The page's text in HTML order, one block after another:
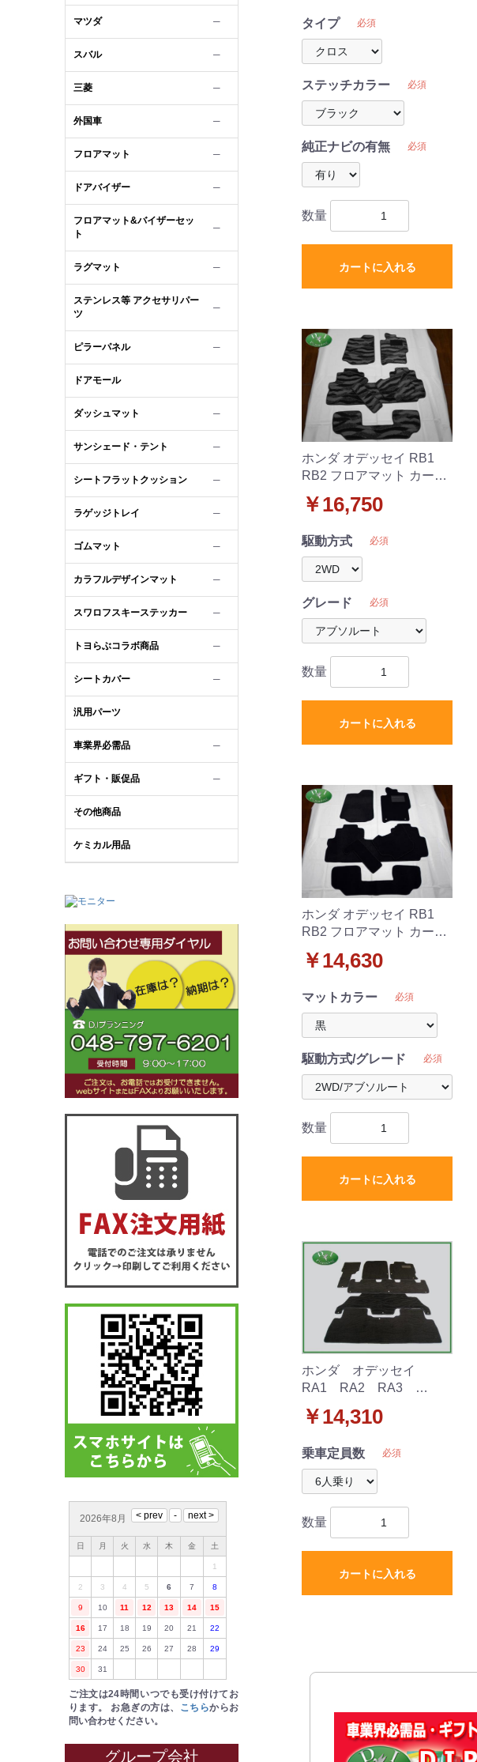
マツダ ─
スバル ─
三菱 ─
外国車 ─
フロアマット ─
ドアバイザー ─
フロアマット&バイザーセッ
ト
─
ラグマット ─
ステンレス等 アクセサリパー
ツ
─
ピラーパネル ─
ドアモール
ダッシュマット ─
サンシェード・テント ─
シートフラットクッション ─
ラゲッジトレイ ─
ゴムマット ─
カラフルデザインマット ─
スワロフスキーステッカー ─
トヨらぶコラボ商品 ─
シートカバー ─
汎用パーツ
車業界必需品 ─
ギフト・販促品 ─
その他商品
ケミカル用品
2026年8月
日 月 火 水 木 金 土
1
2 3 4 5 6 7 8
9 10 11 12 13 14 15
16 17 18 19 20 21 22
23 24 25 26 27 28 29
30 31
ご注文は24時間いつでも受け付けてお
ります。 お急ぎの方は、 こちらからお
問い合わせください。
グループ会社
タイプ 必須
ステッチカラー 必須
純正ナビの有無 必須
数量
カートに入れる
ホンダ オデッセイ RB1
RB2 フロアマット カーマ
￥16,750
駆動方式 必須
グレード 必須
数量
カートに入れる
ホンダ オデッセイ RB1
RB2 フロアマット カーマ
￥14,630
マットカラー 必須
駆動方式/グレード 必須
数量
カートに入れる
ホンダ オデッセイ
RA1 RA2 RA3
ト 織柄黒
￥14,310
乗車定員数 必須
数量
カートに入れる